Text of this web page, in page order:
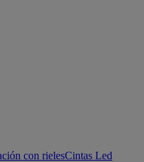
con rielesCintas Led